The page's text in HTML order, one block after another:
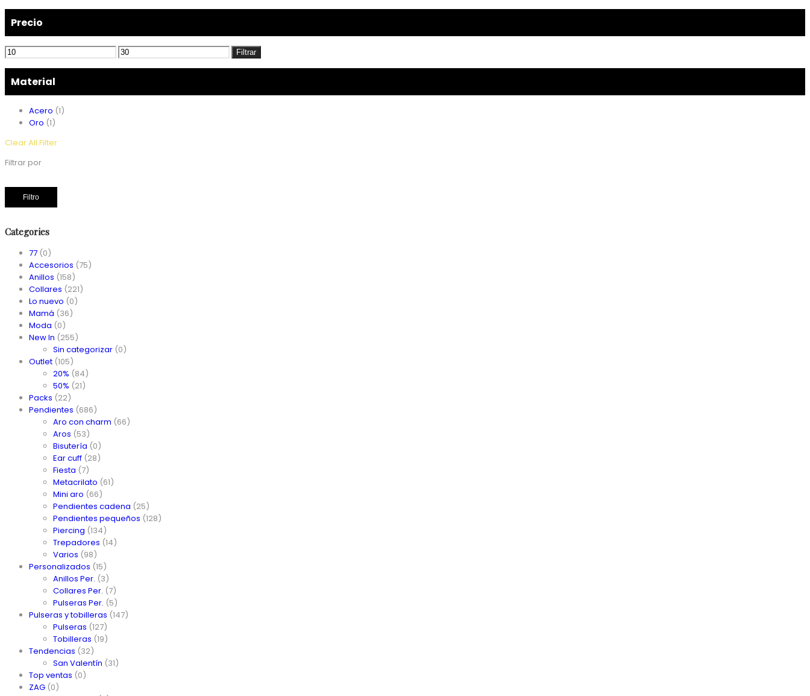
Precio
Precio
Precio
Filtrar
Material
Acero (1)
Oro (1)
Clear All Filter
Filtrar por
Filtro
Categories
77 (0)
Accesorios (75)
Anillos (158)
Collares (221)
Lo nuevo (0)
Mamá (36)
Moda (0)
New In (255)
Sin categorizar (0)
Outlet (105)
20% (84)
50% (21)
Packs (22)
Pendientes (686)
Aro con charm (66)
Aros (53)
Bisutería (0)
Ear cuff (28)
Fiesta (7)
Metacrilato (61)
Mini aro (66)
Pendientes cadena (25)
Pendientes pequeños (128)
Piercing (134)
Trepadores (14)
Varios (98)
Personalizados (15)
Anillos Per. (3)
Collares Per. (7)
Pulseras Per. (5)
Pulseras y tobilleras (147)
Pulseras (127)
Tobilleras (19)
Tendencias (32)
San Valentín (31)
Top ventas (0)
ZAG (0)